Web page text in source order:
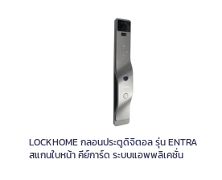
จัดส่งอย่างเดียว
จัดส่งพร้อมติดตั้ง
ชำระเต็ม
ผ่อนชำระ
LOCKHOME กลอนประตูดิจิตอล รุ่น ENTRA
สแกนใบหน้า คีย์การ์ด ระบบแอพพลิเคชั่น
LOCKHOME กลอนประตูดิจิตอล รุ่น ENTRA
สแกนใบหน้า คีย์การ์ด ระบบแอพพลิเคชั่น
หน่วย